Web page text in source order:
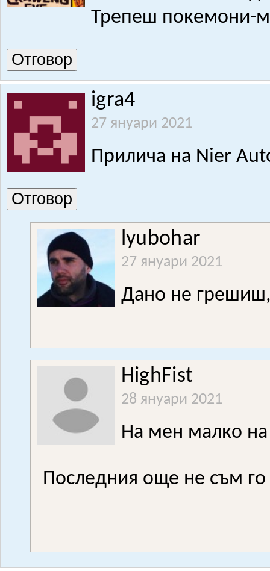
Трепеш покемони-
Отговор
igra4
27 януари 2021
Прилича на Nier
Отговор
lyubohar
27 януари 2021
Дано не грешиш,
HighFist
28 януари 2021
На мен малко
Последния още не съм